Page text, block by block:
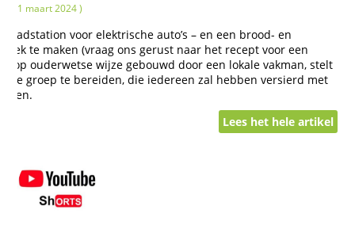
( 21 maart 2024 )
voor elektrische auto’s – en een brood- en
te maken (vraag ons gerust naar het recept voor een
op ouderwetse wijze gebouwd door een lokale vakman, stelt
groep te bereiden, die iedereen zal hebben versierd met
Lees het hele artikel